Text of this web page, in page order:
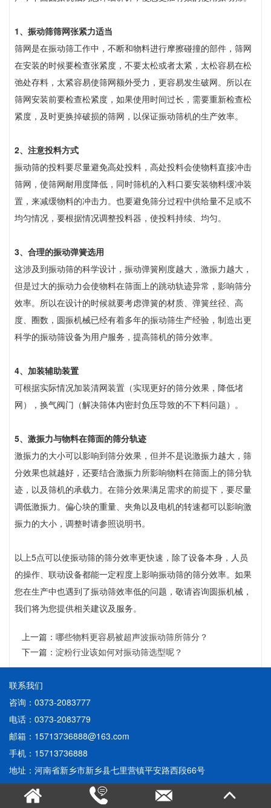
1、振动筛筛网张紧力适当
筛网是在振动筛工作中，不断和物料进行摩擦碰撞的部件，筛网
在安装的时候要检查张紧度，不要太松或者太紧，太松容易在松
弛处存料，太紧容易使筛网额外受力，更容易发生破网。所以在
筛网安装前要检查松紧度，如果使用时间过长，需要重新检查松
紧度，及时更换掉破损的筛网，以保证振动筛机的生产效率。
2、注意投料方式
振动筛的投料要尽量避免高处投料，高处投料会使物料直接冲击
筛网，使筛网耐用度降低，同时筛机的入料口要安装物料缓冲装
置，来减缓物料的冲击力。也要避免筛分过程中供给量不足或不
均匀情况，要根据情况调整投料器，使投料持续、均匀。
3、合理的振动弹簧选用
这涉及到振动筛的科学设计，振动弹簧刚度越大，激振力越大，
但是过大的振动力会使物料在筛面上的跳动轨迹异常，影响筛分
效率。所以在设计的时候就要考虑弹簧的材质、弹簧丝径、高
度、圈数，圆振机械已经有着多年的振动筛生产经验，制造出更
科学的振动筛设备为用户服务，提高筛机的筛分效率。
4、加装辅助装置
可根据实际情况加装清网装置（实现更好的筛分效果，降低堵
网），换气阀门（解决筛体内密封负压导致的不下料问题）。
5、激振力与物料在筛面的筛分轨迹
激振力的大小可以影响到筛分效果，但并不是说激振力越大，筛
分效果也就越好，还要结合激振力所影响物料在筛面上的筛分轨
迹，以及筛机的承载力。在筛分效果满足需求的前提下，要尽量
调低激振力。偏心块的重量、夹角以及电机的转速都可以影响激
振力的大小，调整时请参照说明书。
以上5点可以使振动筛的筛分效率更快速，除了设备本身，人员
的操作、联动设备都能一定程度上影响振动筛的筛分效率。如果
您在生产中也遇到了振动筛效率低的问题，敬请咨询圆振机械，
我们将为您提供相关建议及服务。
上一篇： 哪些物料更容易被超声波振动筛所筛分？
下一篇： 淀粉行业该如何对振动筛选型呢？
联系我们
咨询：0373-2083777
电话：0373-2083779
邮箱：15713736888@163.com
手机：15713736888
地址：河南省新乡市新乡县七里营镇平安路西段66号